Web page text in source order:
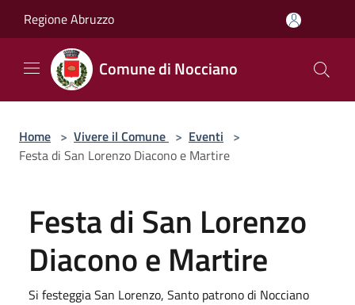
Regione Abruzzo
Comune di Nocciano
Home > Vivere il Comune > Eventi >
Festa di San Lorenzo Diacono e Martire
Festa di San Lorenzo
Diacono e Martire
Si festeggia San Lorenzo, Santo patrono di Nocciano